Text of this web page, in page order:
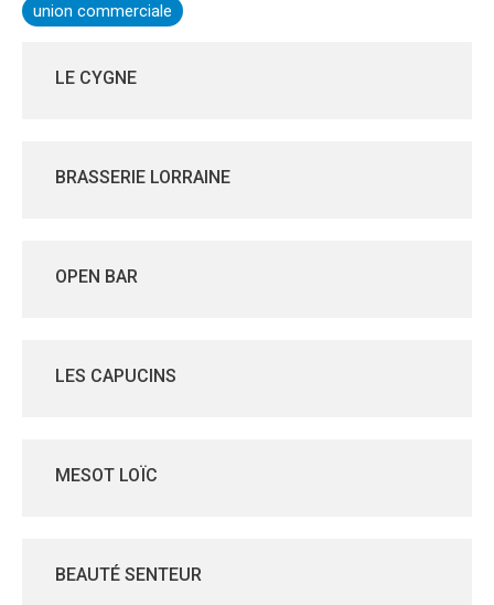
union commerciale
LE CYGNE
BRASSERIE LORRAINE
OPEN BAR
LES CAPUCINS
MESOT LOÏC
BEAUTÉ SENTEUR